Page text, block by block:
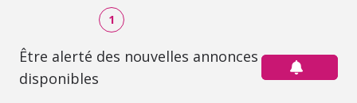
1
Être alerté des nouvelles annonces
disponibles